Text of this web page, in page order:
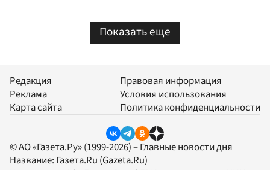
Показать еще
Редакция
Реклама
Карта сайта
Правовая информация
Условия использования
Политика конфиденциальности
© АО «Газета.Ру» (1999-2026) – Главные новости дня
Название: Газета.Ru (Gazeta.Ru)